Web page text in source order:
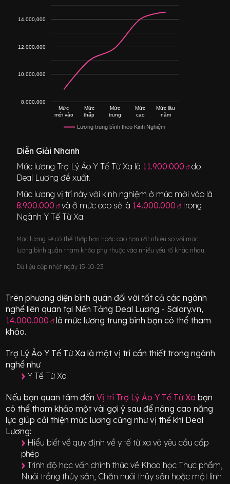
Lương trung bình theo Kinh Nghiệm
Mức
mới vào
Mức
thấp
Mức
trung
Mức
cao
Mức lâu
năm
8,000,000
10,000,000
12,000,000
14,000,000
Diễn Giải Nhanh
Mức lươngTrợ Lý Ảo Y Tế Từ Xa là 11.900.000 đdo
Deal Lương đề xuất.
Mức lương vị trí này với kinh nghiệm ở mức mới vào là
8.900.000 đ và ở mức cao sẽ là 14.000.000 đ trong
Ngành Y Tế Từ Xa.
Mức lương sẽ có thể thấp hơn hoặc cao hơn rất nhiều so với mức
lương bình quân tham khảo phụ thuộc vào nhiều yếu tố khác nhau.
Dữ liệu cập nhật ngày 15-10-23.
Trên phương diện bình quân đối với tất cả các ngành
nghề liên quan tại Nền Tảng Deal Lương - Salary.vn,
14.000.000 đlà mức lương trung bình bạn có thể tham
khảo.
Trợ Lý Ảo Y Tế Từ Xa là một vị trícần thiết trong ngành
nghề như
Y Tế Từ Xa
Nếu bạn quan tâm đến Vị trí Trợ Lý Ảo Y Tế Từ Xa bạn
có thể tham khảo một vài gợi ý sau để nâng cao năng
lực giúp cải thiện mức lương cũng như vị thế khi Deal
Lương:
Hiểu biết về quy định về y tế từ xa và yêu cầu cấp
phép
Trình độ học vấn chính thức về Khoa học Thực phẩm,
Nuôi trồng thủy sản, Chăn nuôi thủy sản hoặc một lĩnh